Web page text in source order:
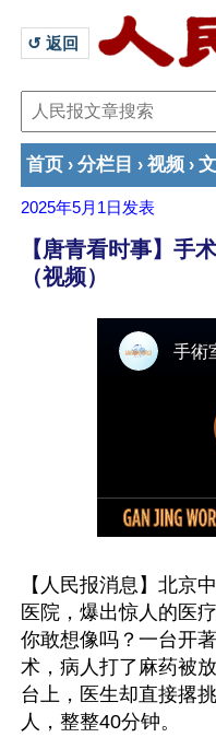
↺ 返回
首页 › 分栏目 › 视频 ›
2025年5月1日 发表
【唐青看时事】手
（视频）
【人民报消息】北京
医院，爆出惊人的医疗
你敢想像吗？一台开
术，病人打了麻药被
台上，医生却直接撂
人，整整40分钟。